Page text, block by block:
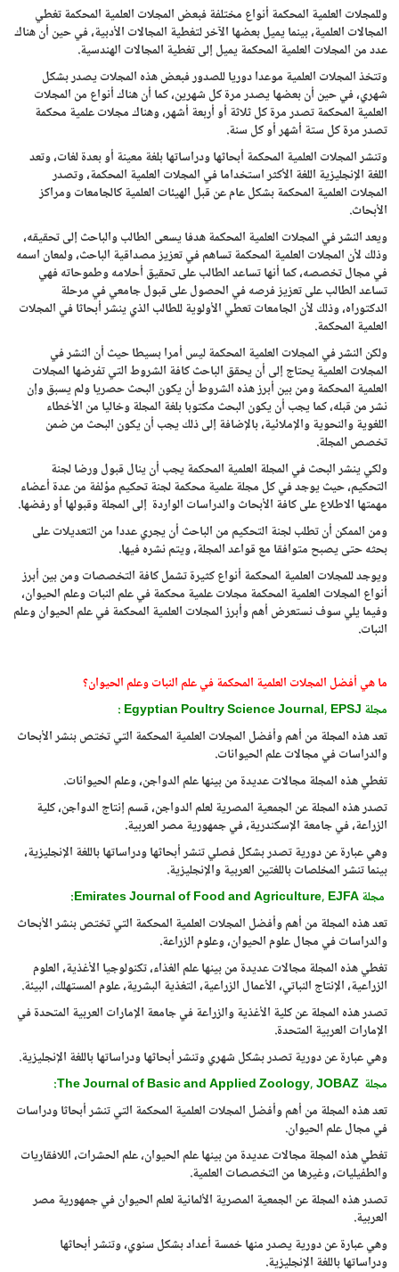
وللمجلات العلمية المحكمة أنواع مختلفة فبعض المجلات العلمية المحكمة تغطي
المجالات العلمية، بينما يميل بعضها الآخر لتغطية المجالات الأدبية، في حين أن هناك
عدد من المجلات العلمية المحكمة يميل إلى تغطية المجالات الهندسية.
وتتخذ المجلات العلمية موعدا دوريا للصدور فبعض هذه المجلات يصدر بشكل
شهري، في حين أن بعضها يصدر مرة كل شهرين، كما أن هناك أنواع من المجلات
العلمية المحكمة تصدر مرة كل ثلاثة أو أربعة أشهر، وهناك مجلات علمية محكمة
تصدر مرة كل ستة أشهر أو كل سنة.
وتنشر المجلات العلمية المحكمة أبحاثها ودراساتها بلغة معينة أو بعدة لغات، وتعد
اللغة الإنجليزية اللغة الأكثر استخداما في المجلات العلمية المحكمة، وتصدر
المجلات العلمية المحكمة بشكل عام عن قبل الهيئات العلمية كالجامعات ومراكز
الأبحاث.
ويعد النشر في المجلات العلمية المحكمة هدفا يسعى الطالب والباحث إلى تحقيقه،
وذلك لأن المجلات العلمية المحكمة تساهم في تعزيز مصداقية الباحث، ولمعان اسمه
في مجال تخصصه، كما أنها تساعد الطالب على تحقيق أحلامه وطموحاته فهي
تساعد الطالب على تعزيز فرصه في الحصول على قبول جامعي في مرحلة
الدكتوراه، وذلك لأن الجامعات تعطي الأولوية للطالب الذي ينشر أبحاثا في المجلات
العلمية المحكمة.
ولكن النشر في المجلات العلمية المحكمة ليس أمرا بسيطا حيث أن النشر في
المجلات العلمية يحتاج إلى أن يحقق الباحث كافة الشروط التي تفرضها المجلات
العلمية المحكمة ومن بين أبرز هذه الشروط أن يكون البحث حصريا ولم يسبق وإن
نشر من قبله، كما يجب أن يكون البحث مكتوبا بلغة المجلة وخاليا من الأخطاء
اللغوية والنحوية والإملائية، بالإضافة إلى ذلك يجب أن يكون البحث من ضمن
تخصص المجلة.
ولكي ينشر البحث في المجلة العلمية المحكمة يجب أن ينال قبول ورضا لجنة
التحكيم، حيث يوجد في كل مجلة علمية محكمة لجنة تحكيم مؤلفة من عدة أعضاء
مهمتها الاطلاع على كافة الأبحاث والدراسات الواردة إلى المجلة وقبولها أو رفضها.
ومن الممكن أن تطلب لجنة التحكيم من الباحث أن يجري عددا من التعديلات على
بحثه حتى يصبح متوافقا مع قواعد المجلة، ويتم نشره فيها.
ويوجد للمجلات العلمية المحكمة أنواع كثيرة تشمل كافة التخصصات ومن بين أبرز
أنواع المجلات العلمية المحكمة مجلات علمية محكمة في علم النبات وعلم الحيوان،
وفيما يلي سوف نستعرض أهم وأبرز المجلات العلمية المحكمة في علم الحيوان وعلم
النبات.
ما هي أفضل المجلات العلمية المحكمة في علم النبات وعلم الحيوان؟
مجلة Egyptian Poultry Science Journal, EPSJ
:
تعد هذه المجلة من أهم وأفضل المجلات العلمية المحكمة التي تختص بنشر الأبحاث
والدراسات في مجالات علم الحيوانات.
تغطي هذه المجلة مجالات عديدة من بينها علم الدواجن، وعلم الحيوانات.
تصدر هذه المجلة عن الجمعية المصرية لعلم الدواجن، قسم إنتاج الدواجن، كلية
الزراعة، في جامعة الإسكندرية، في جمهورية مصر العربية.
وهي عبارة عن دورية تصدر بشكل فصلي تنشر أبحاثها ودراساتها باللغة الإنجليزية،
بينما تنشر المخلصات باللغتين العربية والإنجليزية.
مجلةEmirates Journal of Food and Agriculture, EJFA
:
تعد هذه المجلة من أهم وأفضل المجلات العلمية المحكمة التي تختص بنشر الأبحاث
والدراسات في مجال علوم الحيوان، وعلوم الزراعة.
تغطي هذه المجلة مجالات عديدة من بينها علم الغذاء، تكنولوجيا الأغذية، العلوم
الزراعية، الإنتاج النباتي، الأعمال الزراعية، التغذية البشرية، علوم المستهلك، البيئة.
تصدر هذه المجلة عن كلية الأغذية والزراعة في جامعة الإمارات العربية المتحدة في
الإمارات العربية المتحدة.
وهي عبارة عن دورية تصدر بشكل شهري وتنشر أبحاثها ودراساتها باللغة الإنجليزية.
مجلة The Journal of Basic and Applied Zoology, JOBAZ
:
تعد هذه المجلة من أهم وأفضل المجلات العلمية المحكمة التي تنشر أبحاثا ودراسات
في مجال علم الحيوان.
تغطي هذه المجلة مجالات عديدة من بينها علم الحيوان، علم الحشرات، اللافقاريات
والطفيليات، وغيرها من التخصصات العلمية.
تصدر هذه المجلة عن الجمعية المصرية الألمانية لعلم الحيوان في جمهورية مصر
العربية.
وهي عبارة عن دورية يصدر منها خمسة أعداد بشكل سنوي، وتنشر أبحاثها
ودراساتها باللغة الإنجليزية.